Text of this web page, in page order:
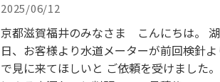
2025/06/12
京都滋賀福井のみなさま こんにちは。
日、お客様より水道メーターが前回検針
で見に来てほしいと ご依頼を受けました